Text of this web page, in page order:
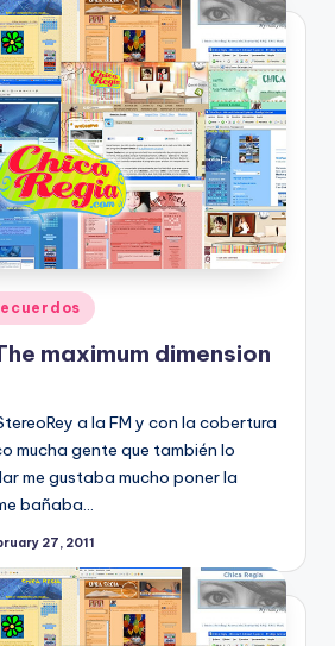
maximum dimension
a la FM y con la cobertura
mucha gente que también lo
me gustaba mucho poner la
bañaba…
27, 2011